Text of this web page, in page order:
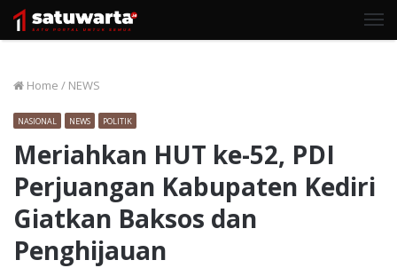
Home / NEWS
NASIONAL NEWS POLITIK
Meriahkan HUT ke-52, PDI
Perjuangan Kabupaten Kediri
Giatkan Baksos dan
Penghijauan